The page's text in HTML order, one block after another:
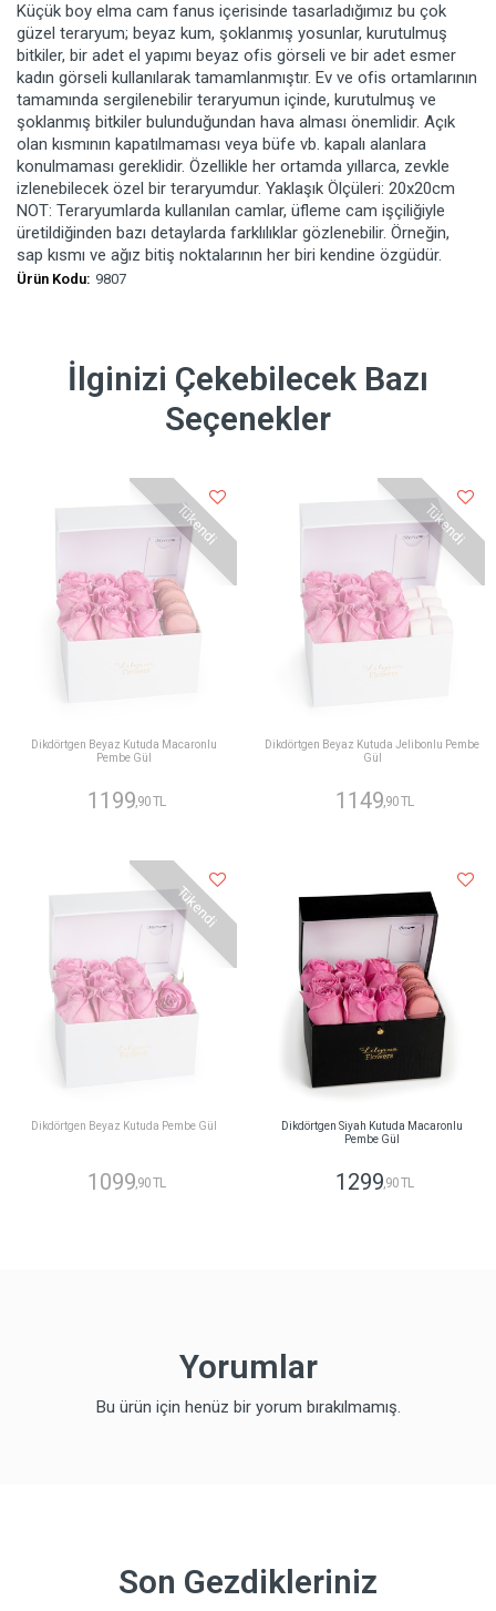
Küçük boy elma cam fanus içerisinde tasarladığımız bu çok
güzel teraryum; beyaz kum, şoklanmış yosunlar, kurutulmuş
bitkiler, bir adet el yapımı beyaz ofis görseli ve bir adet esmer
kadın görseli kullanılarak tamamlanmıştır. Ev ve ofis ortamlarının
tamamında sergilenebilir teraryumun içinde, kurutulmuş ve
şoklanmış bitkiler bulunduğundan hava alması önemlidir. Açık
olan kısmının kapatılmaması veya büfe vb. kapalı alanlara
konulmaması gereklidir. Özellikle her ortamda yıllarca, zevkle
izlenebilecek özel bir teraryumdur. Yaklaşık Ölçüleri: 20x20cm
NOT: Teraryumlarda kullanılan camlar, üfleme cam işçiliğiyle
üretildiğinden bazı detaylarda farklılıklar gözlenebilir. Örneğin,
sap kısmı ve ağız bitiş noktalarının her biri kendine özgüdür.
Ürün Kodu: 9807
İlginizi Çekebilecek Bazı
Seçenekler
Tükendi
Dikdörtgen Beyaz Kutuda Macaronlu
Pembe Gül
1199 ,90 TL
Tükendi
Dikdörtgen Beyaz Kutuda Jelibonlu Pembe
Gül
1149 ,90 TL
Tükendi
Dikdörtgen Beyaz Kutuda Pembe Gül
1099,90 TL
Dikdörtgen Siyah Kutuda Macaronlu
Pembe Gül
1299,90 TL
Yorumlar
Bu ürün için henüz bir yorum bırakılmamış.
Son Gezdikleriniz